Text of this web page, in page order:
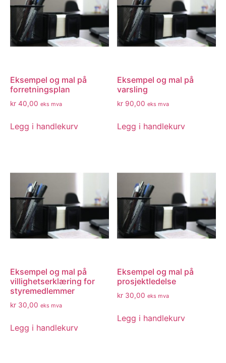
Eksempel og mal på
forretningsplan
kr 40,00 eks mva
Legg i handlekurv
Eksempel og mal på
varsling
kr 90,00 eks mva
Legg i handlekurv
Eksempel og mal på
villighetserklæring for
styremedlemmer
kr 30,00 eks mva
Legg i handlekurv
Eksempel og mal på
prosjektledelse
kr 30,00 eks mva
Legg i handlekurv